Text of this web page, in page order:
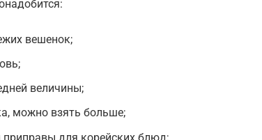
вешенок;
величины;
можно взять больше;
приправы для корейских блюд;